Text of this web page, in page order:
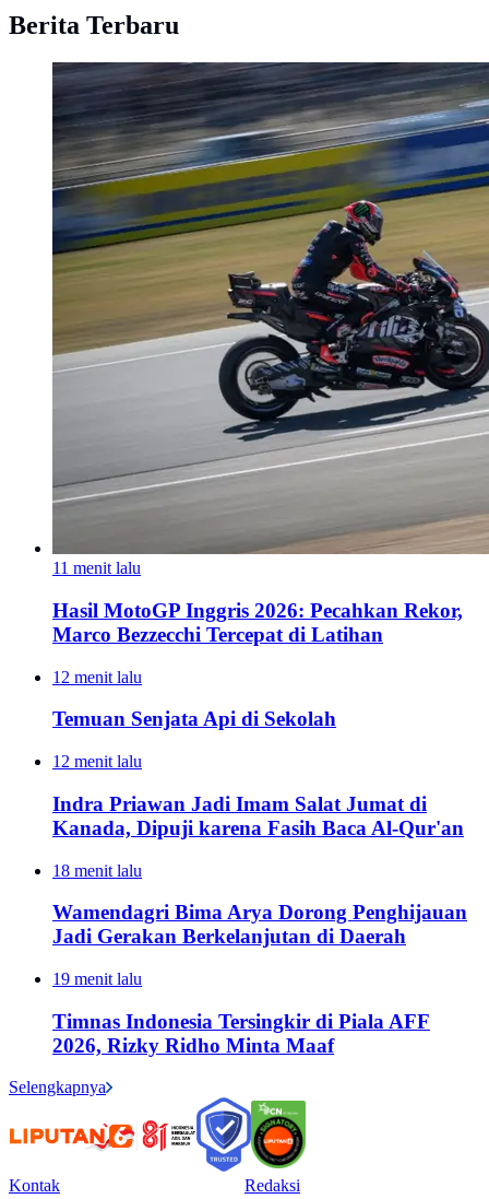
Berita Terbaru
11 menit lalu
Hasil MotoGP Inggris 2026: Pecahkan Rekor,
Marco Bezzecchi Tercepat di Latihan
12 menit lalu
Temuan Senjata Api di Sekolah
12 menit lalu
Indra Priawan Jadi Imam Salat Jumat di
Kanada, Dipuji karena Fasih Baca Al-Qur'an
18 menit lalu
Wamendagri Bima Arya Dorong Penghijauan
Jadi Gerakan Berkelanjutan di Daerah
19 menit lalu
Timnas Indonesia Tersingkir di Piala AFF
2026, Rizky Ridho Minta Maaf
Selengkapnya
Kontak
Redaksi